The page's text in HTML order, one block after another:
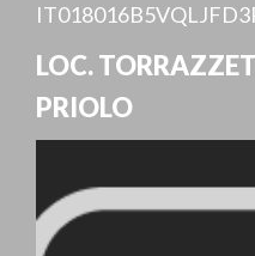
LOC.
PRIOLO